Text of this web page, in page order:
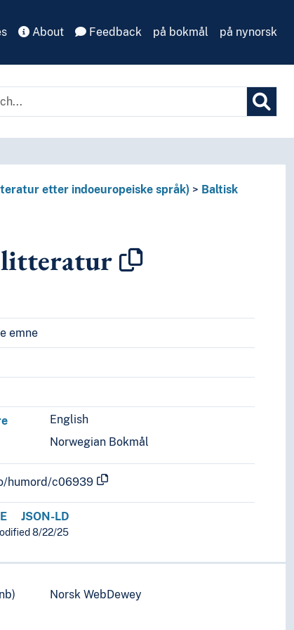
About Feedback på bokmål på nynorsk
etter indoeuropeiske språk)
Baltisk
emne
English
Norwegian Bokmål
humord/c06939
JSON-LD
8/22/25
Norsk WebDewey